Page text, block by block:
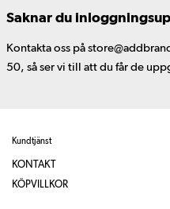
Saknar du
Kontakta oss på
50, så ser vi till att du får de
Kundtjänst
KONTAKT
KÖPVILLKOR